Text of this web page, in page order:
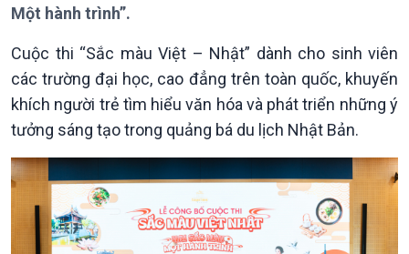
Thời sự 18h
Thời sự 21h30
Bản tin
Chuyên mục
Một hành trình”.
Cuộc thi “Sắc màu Việt – Nhật” dành cho sinh viên
các trường đại học, cao đẳng trên toàn quốc, khuyến
khích người trẻ tìm hiểu văn hóa và phát triển những ý
tưởng sáng tạo trong quảng bá du lịch Nhật Bản.